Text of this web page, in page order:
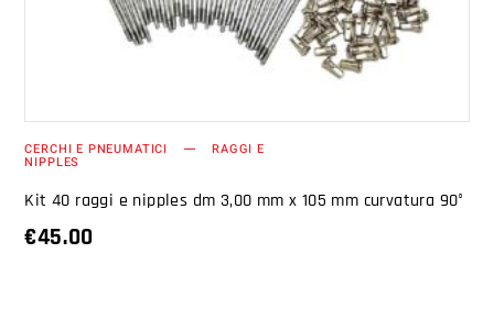
CERCHI E PNEUMATICI RAGGI E
NIPPLES
Kit 40 raggi e nipples dm 3,00 mm x 105 mm curvatura 90°
€45.00